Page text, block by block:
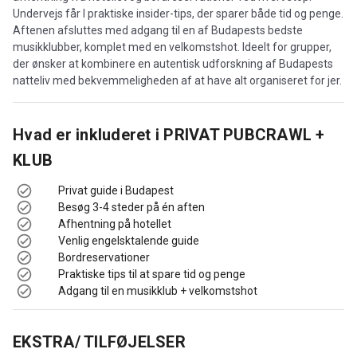
Undervejs får I praktiske insider-tips, der sparer både tid og penge.
Aftenen afsluttes med adgang til en af Budapests bedste
musikklubber, komplet med en velkomstshot. Ideelt for grupper,
der ønsker at kombinere en autentisk udforskning af Budapests
natteliv med bekvemmeligheden af at have alt organiseret for jer.
Hvad er inkluderet i PRIVAT PUBCRAWL +
KLUB
Privat guide i Budapest
Besøg 3-4 steder på én aften
Afhentning på hotellet
Venlig engelsktalende guide
Bordreservationer
Praktiske tips til at spare tid og penge
Adgang til en musikklub + velkomstshot
EKSTRA/ TILFØJELSER